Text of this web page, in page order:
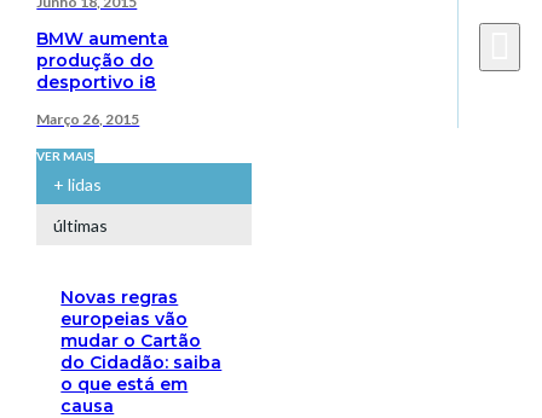
BMW aumenta
produção do
desportivo i8
Março 26, 2015
VER MAIS
+ lidas
últimas
Novas regras
europeias vão
mudar o Cartão
do Cidadão: saiba
o que está em
causa